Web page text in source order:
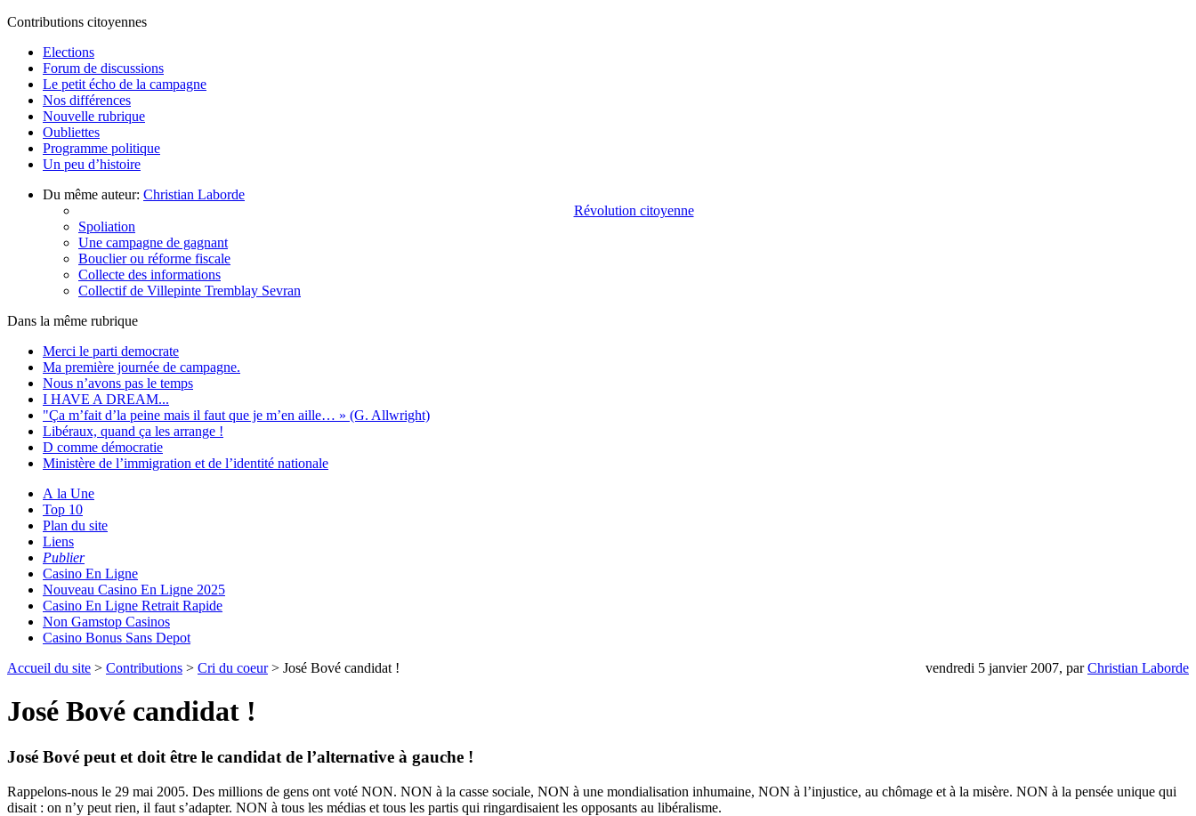
Contributions citoyennes
Elections
Forum de discussions
Le petit écho de la campagne
Nos différences
Nouvelle rubrique
Oubliettes
Programme politique
Un peu d’histoire
Du même auteur: Christian Laborde
Révolution citoyenne
Spoliation
Une campagne de gagnant
Bouclier ou réforme fiscale
Collecte des informations
Collectif de Villepinte Tremblay Sevran
Dans la même rubrique
Merci le parti democrate
Ma première journée de campagne.
Nous n’avons pas le temps
I HAVE A DREAM...
"Ça m’fait d’la peine mais il faut que je m’en aille… » (G. Allwright)
Libéraux, quand ça les arrange !
D comme démocratie
Ministère de l’immigration et de l’identité nationale
A la Une
Top 10
Plan du site
Liens
Publier
Casino En Ligne
Nouveau Casino En Ligne 2025
Casino En Ligne Retrait Rapide
Non Gamstop Casinos
Casino Bonus Sans Depot
Accueil du site > Contributions > Cri du coeur> José Bové candidat ! vendredi 5 janvier 2007, parChristian Laborde
José Bové candidat !
José Bové peut et doit être le candidat de l’alternative à gauche !
Rappelons-nous le 29 mai 2005. Des millions de gens ont voté NON. NON à la casse sociale, NON à une mondialisation inhumaine, NON à l’injustice, au chômage et à la misère. NON à la pensée unique qui
disait : on n’y peut rien, il faut s’adapter. NON à tous les médias et tous les partis qui ringardisaient les opposants au libéralisme.